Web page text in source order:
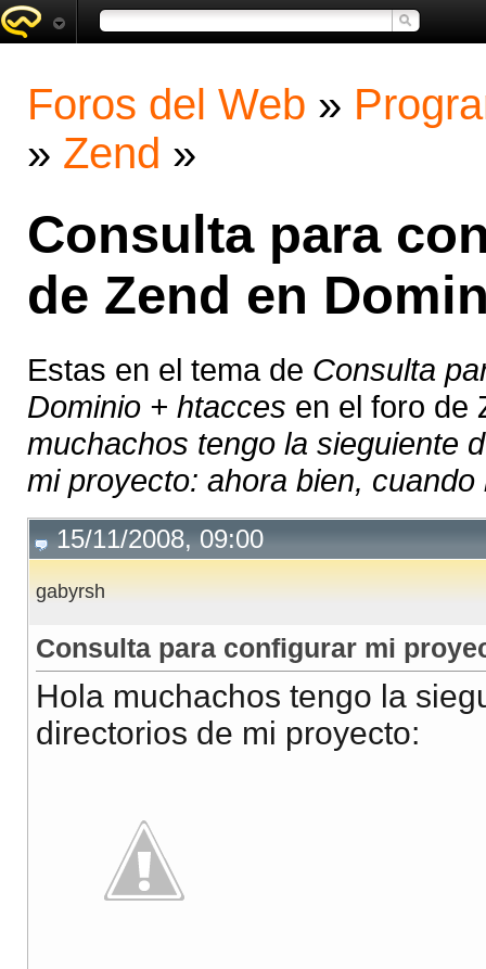
Foros del Web »
» Zend »
Consulta para
de Zend en
Estas en el tema de Consulta
Dominio + htacces en el foro de
muchachos tengo la sieguiente
mi proyecto: ahora bien,
15/11/2008, 09:00
gabyrsh
Consulta para configurar mi
Hola muchachos tengo la
directorios de mi proyecto: